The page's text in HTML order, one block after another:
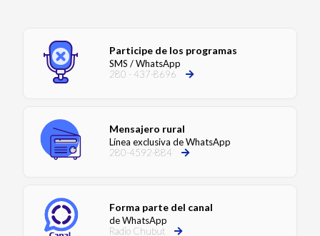
Participe de los programas
SMS / WhatsApp
280 - 437-8696
Mensajero rural
Línea exclusiva de WhatsApp
280-4592-884
Forma parte del canal
de WhatsApp
Radio Chubut